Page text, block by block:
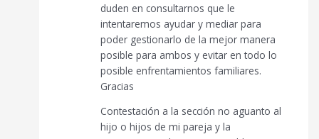
duden en consultarnos que le
intentaremos ayudar y mediar para
poder gestionarlo de la mejor manera
posible para ambos y evitar en todo lo
posible enfrentamientos familiares.
Gracias
Contestación a la sección no aguanto al
hijo o hijos de mi pareja y la